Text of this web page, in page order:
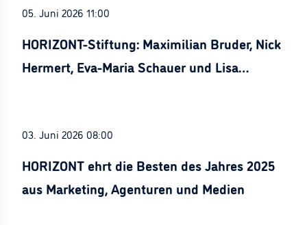
05. Juni 2026 11:00
HORIZONT-Stiftung: Maximilian Bruder, Nick
Hermert, Eva-Maria Schauer und Lisa
03. Juni 2026 08:00
HORIZONT ehrt die Besten des Jahres 2025
aus Marketing, Agenturen und Medien